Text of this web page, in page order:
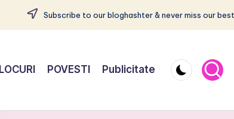
Subscribe to our bloghashter & never miss our
LOCURI POVESTI Publicitate